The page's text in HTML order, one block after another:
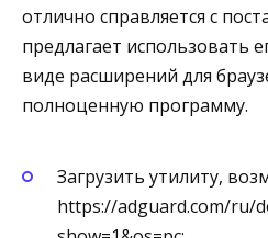
отлично справляется с
предлагает использовать
виде расширений для
полноценную программу.
Загрузить утилиту,
https://adguard.com/ru/